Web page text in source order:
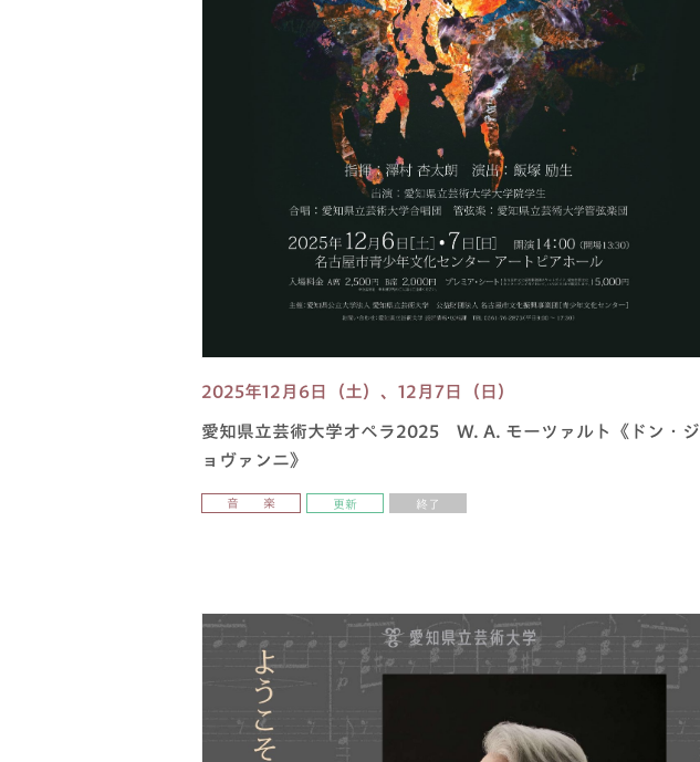
2025年12月6日（土）、12月7日（日）
愛知県立芸術大学オペラ2025 W. A. モーツァルト《ドン・ジ
ョヴァンニ》
音 楽 更新 終了